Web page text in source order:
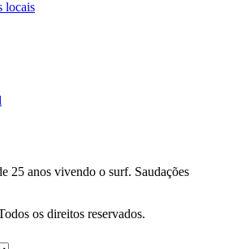
locais
25 anos vivendo o surf. Saudações
os direitos reservados.